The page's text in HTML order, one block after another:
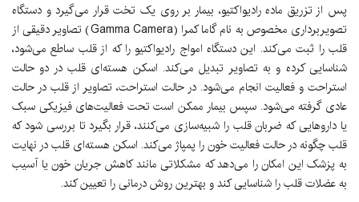
پس از تزریق ماده رادیواکتیو، بیمار بر روی یک تخت قرار می‌گیرد و دستگاه
تصویربرداری مخصوص به نام گاما کمرا (Gamma Camera) تصاویر دقیقی از
قلب را ثبت می‌کند. این دستگاه امواج رادیواکتیو را که از قلب ساطع می‌شود،
شناسایی کرده و به تصاویر تبدیل می‌کند. اسکن هسته‌ای قلب در دو حالت
استراحت و فعالیت انجام می‌شود. در حالت استراحت، تصاویر از قلب در حالت
عادی گرفته می‌شود. سپس بیمار ممکن است تحت فعالیت‌های فیزیکی سبک
یا داروهایی که ضربان قلب را شبیه‌سازی می‌کنند، قرار بگیرد تا بررسی شود که
قلب چگونه در حالت فعالیت خون را پمپاژ می‌کند. اسکن هسته‌ای قلب در نهایت
به پزشک این امکان را می‌دهد که مشکلاتی مانند کاهش جریان خون یا آسیب
به عضلات قلب را شناسایی کند و بهترین روش درمانی را تعیین کند.